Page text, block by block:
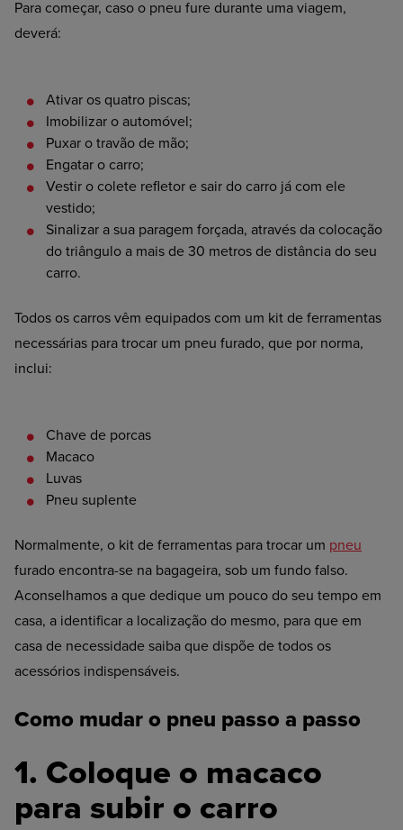
Para começar, caso o pneu fure durante uma viagem,
deverá:
Ativar os quatro piscas;
Imobilizar o automóvel;
Puxar o travão de mão;
Engatar o carro;
Vestir o colete refletor e sair do carro já com ele
vestido;
Sinalizar a sua paragem forçada, através da colocação
do triângulo a mais de 30 metros de distância do seu
carro.
Todos os carros vêm equipados com um kit de ferramentas
necessárias para trocar um pneu furado, que por norma,
inclui:
Chave de porcas
Macaco
Luvas
Pneu suplente
Normalmente, o kit de ferramentas para trocar um pneu
furado encontra-se na bagageira, sob um fundo falso.
Aconselhamos a que dedique um pouco do seu tempo em
casa, a identificar a localização do mesmo, para que em
casa de necessidade saiba que dispõe de todos os
acessórios indispensáveis.
Como mudar o pneu passo a passo
1. Coloque o macaco
para subir o carro